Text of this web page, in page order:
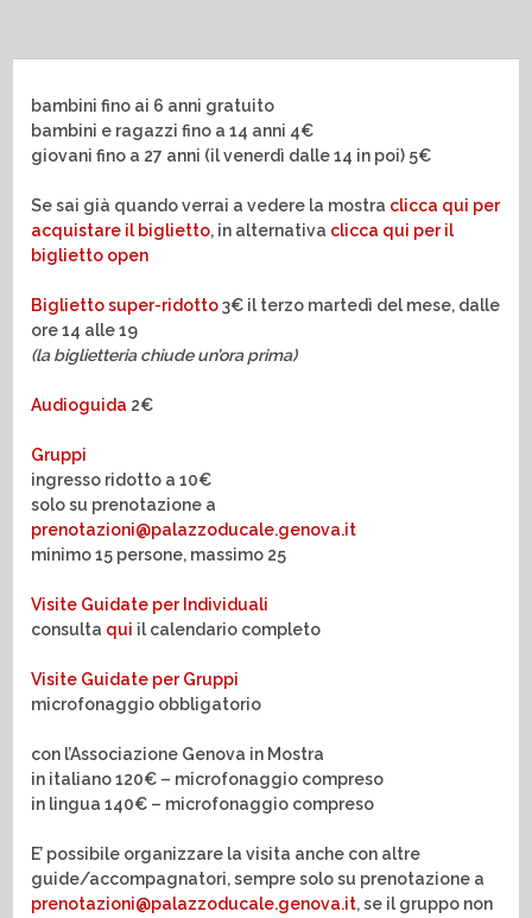
bambini fino ai 6 anni gratuito
bambini e ragazzi fino a 14 anni 4€
giovani fino a 27 anni (il venerdì dalle 14 in poi) 5€
Se sai già quando verrai a vedere la mostra clicca qui per
acquistare il biglietto, in alternativa clicca qui per il
biglietto open
Biglietto super-ridotto3€ il terzo martedì del mese, dalle
ore 14 alle 19
(la biglietteria chiude un’ora prima)
Audioguida 2€
Gruppi
ingresso ridotto a 10€
solo su prenotazione a
prenotazioni@palazzoducale.genova.it
minimo 15 persone, massimo 25
Visite Guidate per Individuali
consulta qui il calendario completo
Visite Guidate per Gruppi
microfonaggio obbligatorio
con l’Associazione Genova in Mostra
in italiano 120€ – microfonaggio compreso
in lingua 140€ – microfonaggio compreso
E’ possibile organizzare la visita anche con altre
guide/accompagnatori, sempre solo su prenotazione a
prenotazioni@palazzoducale.genova.it, se il gruppo non